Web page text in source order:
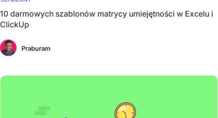
10 darmowych szablonów matrycy umiejętności w Excelu i
ClickUp
Praburam